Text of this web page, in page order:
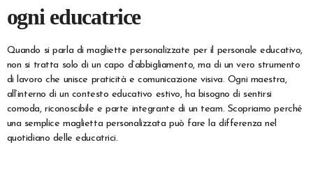
ogni educatrice
Quando si parla di magliette personalizzate per il personale educativo,
non si tratta solo di un capo d’abbigliamento, ma di un vero strumento
di lavoro che unisce praticità e comunicazione visiva. Ogni maestra,
all’interno di un contesto educativo estivo, ha bisogno di sentirsi
comoda, riconoscibile e parte integrante di un team. Scopriamo perché
una semplice maglietta personalizzata può fare la differenza nel
quotidiano delle educatrici.